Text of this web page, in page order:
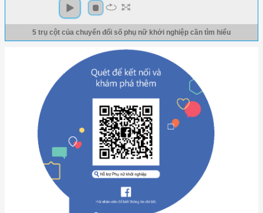
5 trụ cột của chuyển đổi số phụ nữ khởi nghiệp cần tìm hiểu